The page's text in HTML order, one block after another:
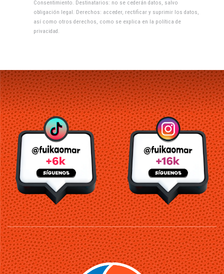
Consentimiento. Destinatarios: no se cederán datos, salvo
obligación legal. Derechos: acceder, rectificar y suprimir los datos,
así como otros derechos, como se explica en la política de
privacidad .